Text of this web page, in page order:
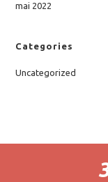
mai 2022
Categories
Uncategorized